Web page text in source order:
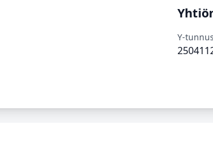
Y-tunnus